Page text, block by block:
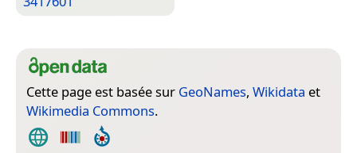
Cette page est basée sur GeoNames, Wikidata et
Wikimedia Commons.